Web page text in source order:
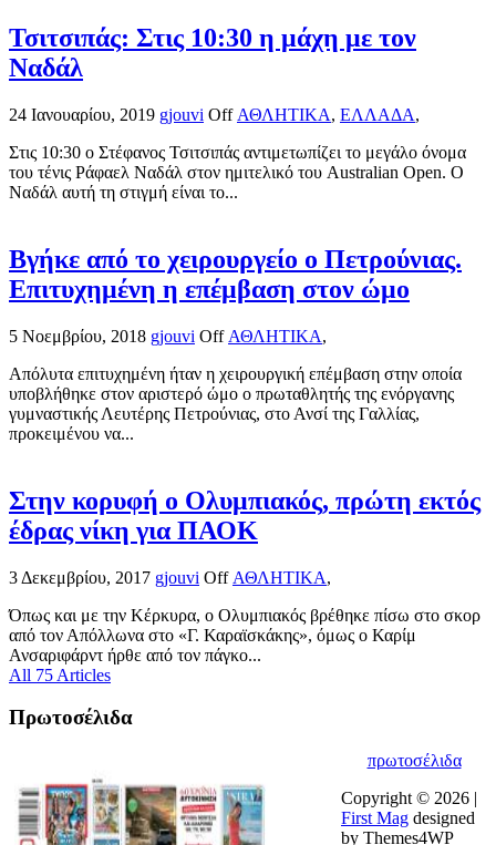
Τσιτσιπάς: Στις 10:30 η μάχη με τον
Ναδάλ
24 Ιανουαρίου, 2019 gjouvi Off ΑΘΛΗΤΙΚΑ, ΕΛΛΑΔΑ,
Στις 10:30 ο Στέφανος Τσιτσιπάς αντιμετωπίζει το μεγάλο όνομα
του τένις Ράφαελ Ναδάλ στον ημιτελικό του Australian Open. Ο
Ναδάλ αυτή τη στιγμή είναι το...
Βγήκε από το χειρουργείο ο Πετρούνιας.
Επιτυχημένη η επέμβαση στον ώμο
5 Νοεμβρίου, 2018 gjouvi Off ΑΘΛΗΤΙΚΑ,
Απόλυτα επιτυχημένη ήταν η χειρουργική επέμβαση στην οποία
υποβλήθηκε στον αριστερό ώμο ο πρωταθλητής της ενόργανης
γυμναστικής Λευτέρης Πετρούνιας, στο Ανσί της Γαλλίας,
προκειμένου να...
Στην κορυφή ο Ολυμπιακός, πρώτη εκτός
έδρας νίκη για ΠΑΟΚ
3 Δεκεμβρίου, 2017 gjouvi Off ΑΘΛΗΤΙΚΑ,
Όπως και με την Κέρκυρα, ο Ολυμπιακός βρέθηκε πίσω στο σκορ
από τον Απόλλωνα στο «Γ. Καραϊσκάκης», όμως ο Καρίμ
Ανσαριφάρντ ήρθε από τον πάγκο...
All 75 Articles
Πρωτοσέλιδα
πρωτοσέλιδα
Copyright © 2026 |
First Mag designed
by Themes4WP